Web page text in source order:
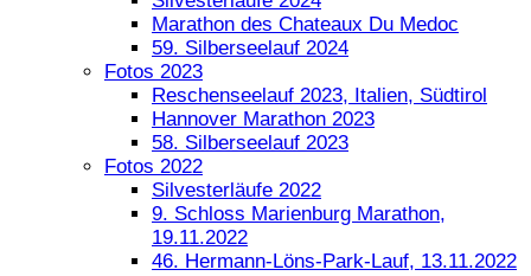
Marathon des Chateaux Du Medoc
59. Silberseelauf 2024
Fotos 2023
Reschenseelauf 2023, Italien, Südtirol
Hannover Marathon 2023
58. Silberseelauf 2023
Fotos 2022
Silvesterläufe 2022
9. Schloss Marienburg Marathon,
19.11.2022
46. Hermann-Löns-Park-Lauf, 13.11.2022